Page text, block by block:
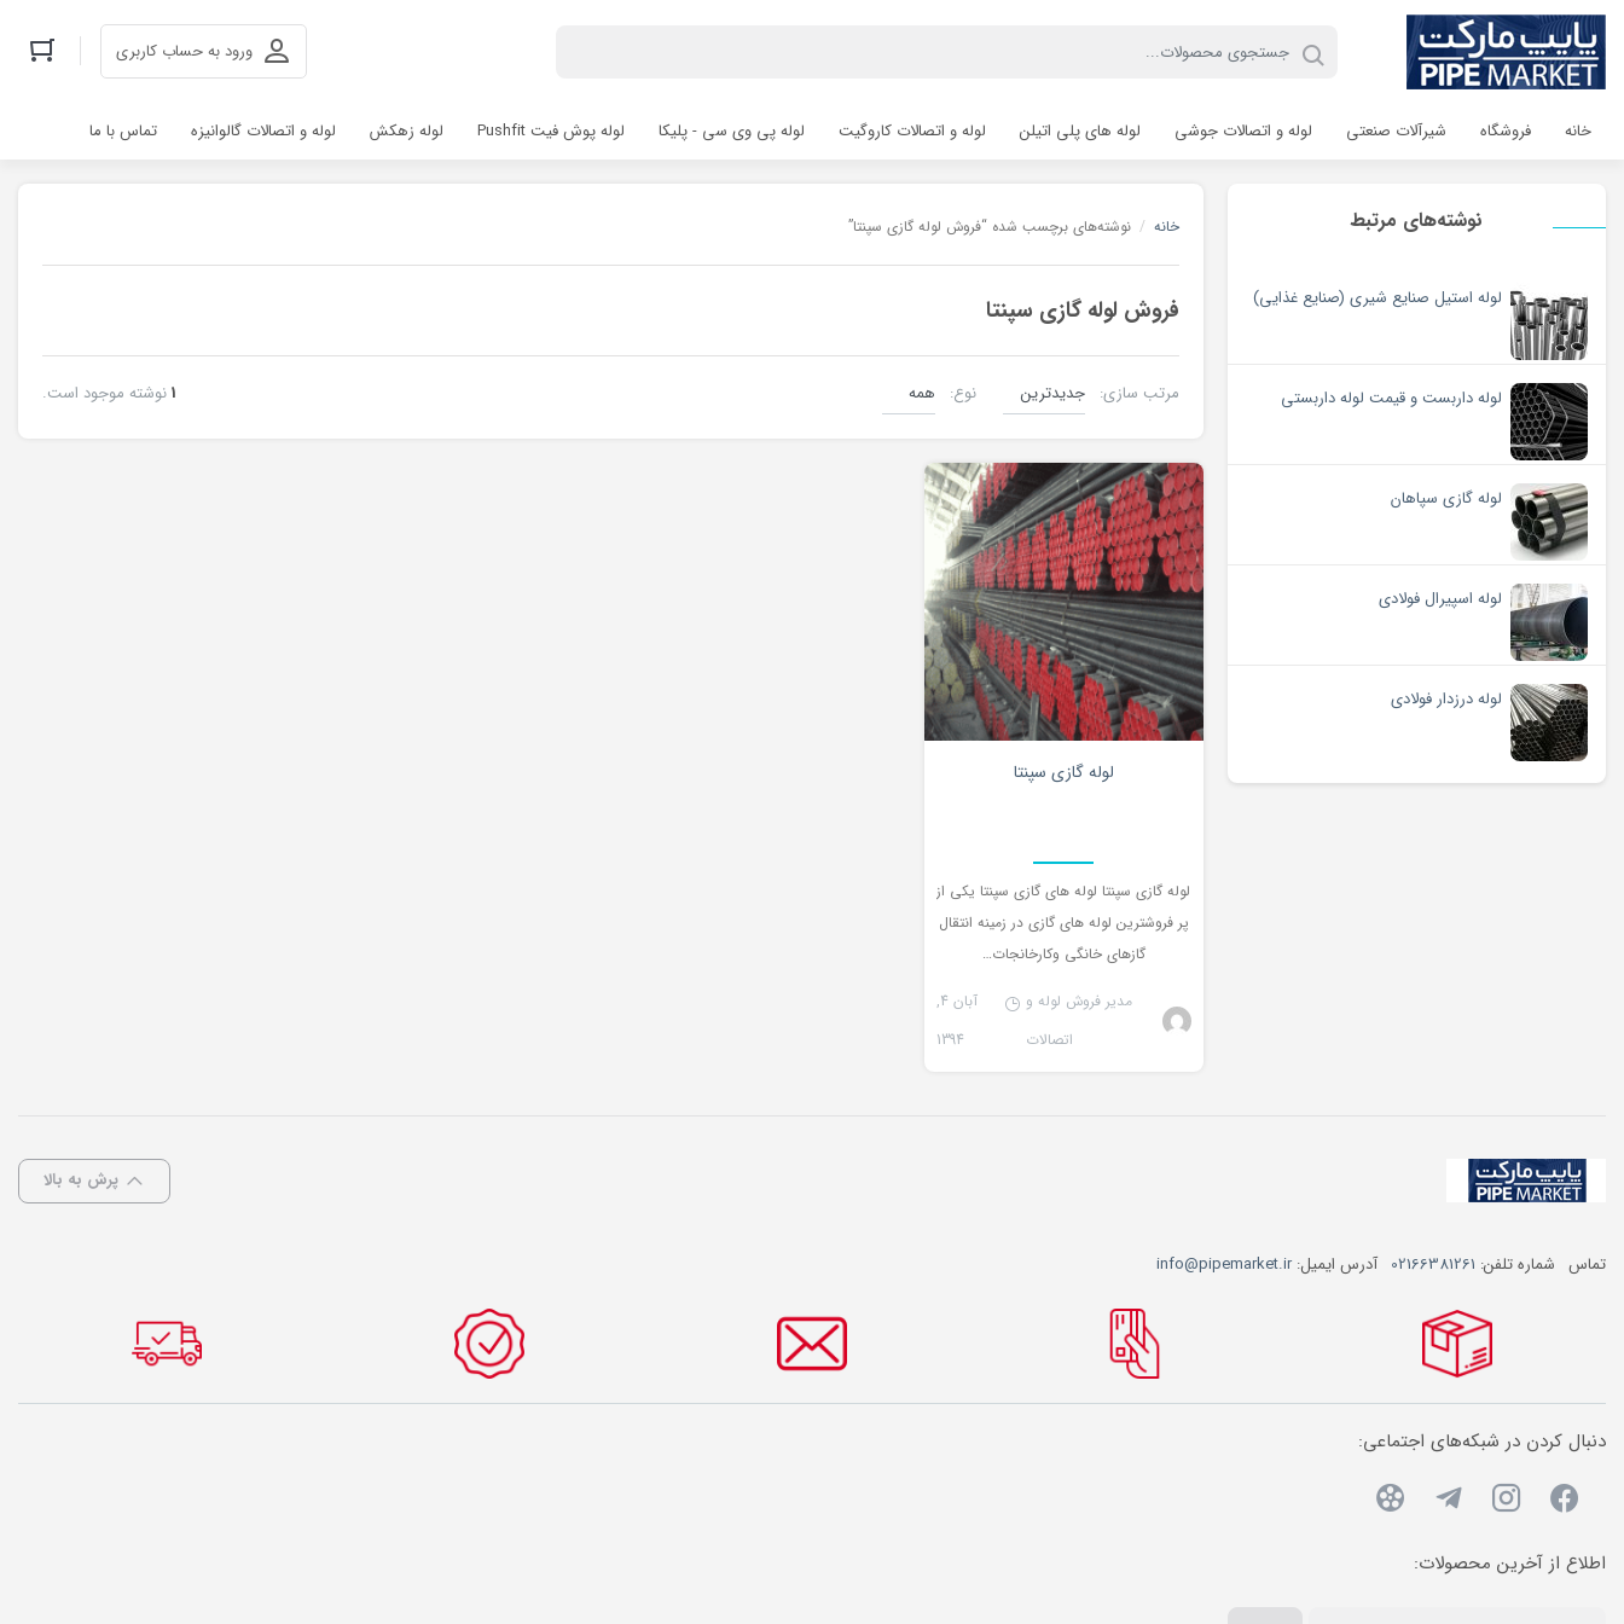
ورود به حساب کاربری
خانه فروشگاه شیرآلات صنعتی لوله و اتصالات جوشی لوله های پلی اتیلن لوله و اتصالات کاروگیت لوله پی وی سی - پلیکا لوله پوش فیت Pushfit لوله زهکش لوله و اتصالات گالوانیزه تماس با ما
نوشته‌های مرتبط
لوله استیل صنایع شیری (صنایع غذایی)
لوله داربست و قیمت لوله داربستی
لوله گازی سپاهان
لوله اسپیرال فولادی
لوله درزدار فولادی
خانه / نوشته‌های برچسب شده “فروش لوله گازی سپنتا”
فروش لوله گازی سپنتا
مرتب سازی: نوع: 1نوشته موجود است.
لوله گازی سپنتا
لوله گازی سپنتا لوله های گازی سپنتا یکی از
پر فروشترین لوله های گازی در زمینه انتقال
گازهای خانگی وکارخانجات…
مدیر فروش لوله و
اتصالات
آبان 4,
1394
پرش به بالا
تماس شماره تلفن: 02166381261 آدرس ایمیل:info@pipemarket.ir
دنبال کردن در شبکه‌های اجتماعی:
اطلاع از آخرین محصولات: